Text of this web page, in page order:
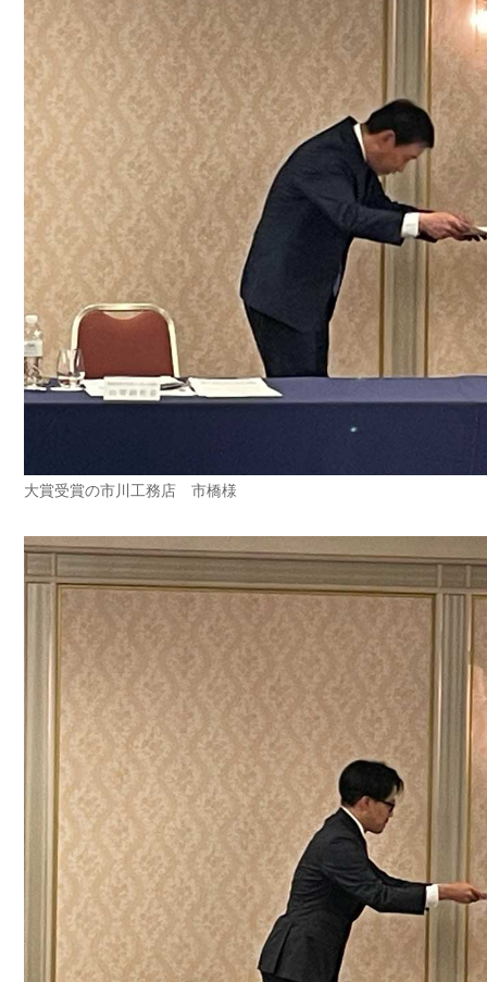
大賞受賞の市川工務店 市橋様